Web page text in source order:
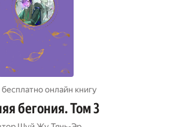
бесплатно онлайн книгу
бегония. Том 3